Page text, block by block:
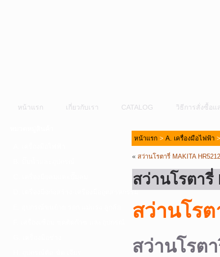
หน้าแรก เกี่ยวกับเรา CATALOG วิธีการสั่งซื้อแ
D. เครื่องมือก่อสร้าง-เครื่องมืออุตสาหกรรม
หน้าแรก > A. เครื่องมือไฟฟ้า
« สว่านโรตารี่ MAKITA
สว่านโรตารี่
สว่านโรต
สว่านโรต